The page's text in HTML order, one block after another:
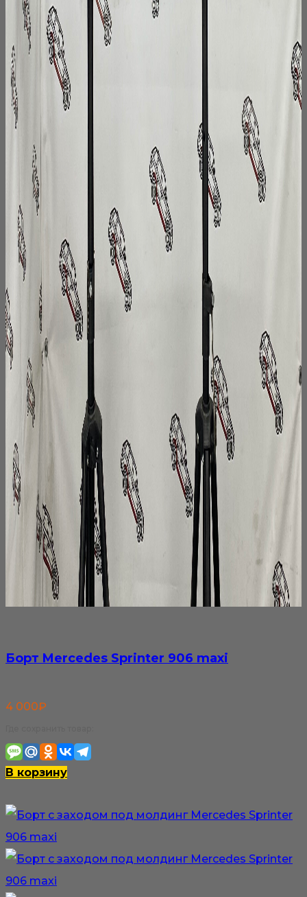
Борт Mercedes Sprinter 906 maxi
4 000₽
В корзину